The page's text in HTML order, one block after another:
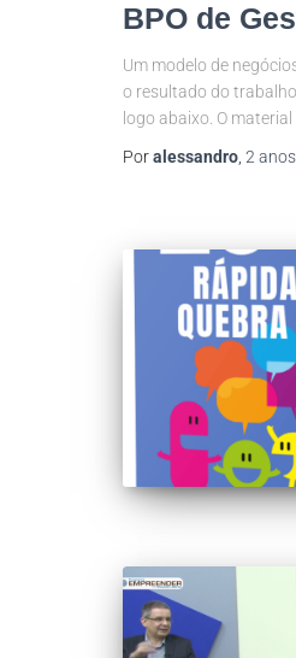
BPO de
Um modelo de
o resultado do
logo abaixo. O
Poralessandro 2 anos